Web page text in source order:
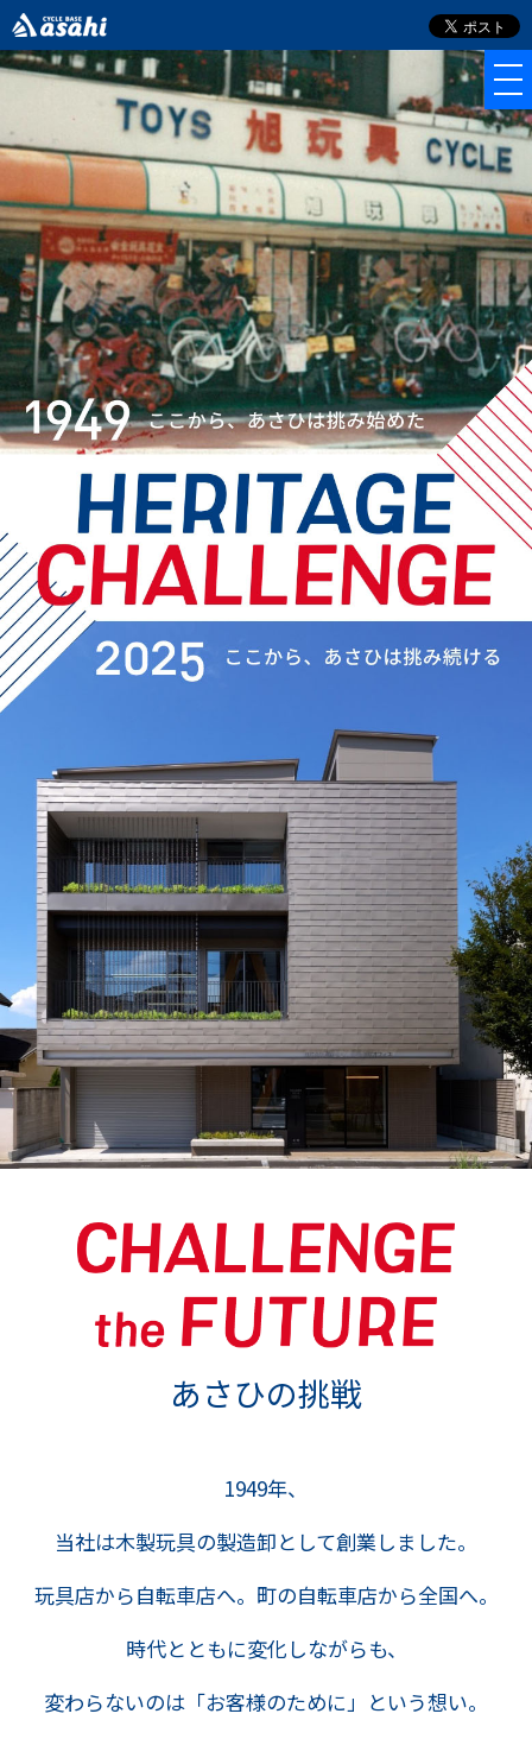
あさひの挑戦
1949年、
当社は木製玩具の製造卸として創業しました。
玩具店から自転車店へ。町の自転車店から全国へ。
時代とともに変化しながらも、
変わらないのは「お客様のために」という想い。